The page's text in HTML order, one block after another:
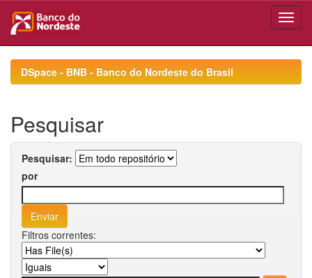
navigationDSpace - BNB - Banco do Nordeste do Brasil
Pesquisar
Pesquisar:
por
Filtros correntes: